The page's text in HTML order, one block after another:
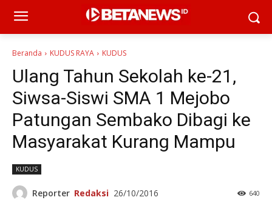
Beranda KUDUS RAYA KUDUS
Ulang Tahun Sekolah ke-21,
Siwsa-Siswi SMA 1 Mejobo
Patungan Sembako Dibagi ke
Masyarakat Kurang Mampu
KUDUS
Reporter Redaksi 26/10/2016 640